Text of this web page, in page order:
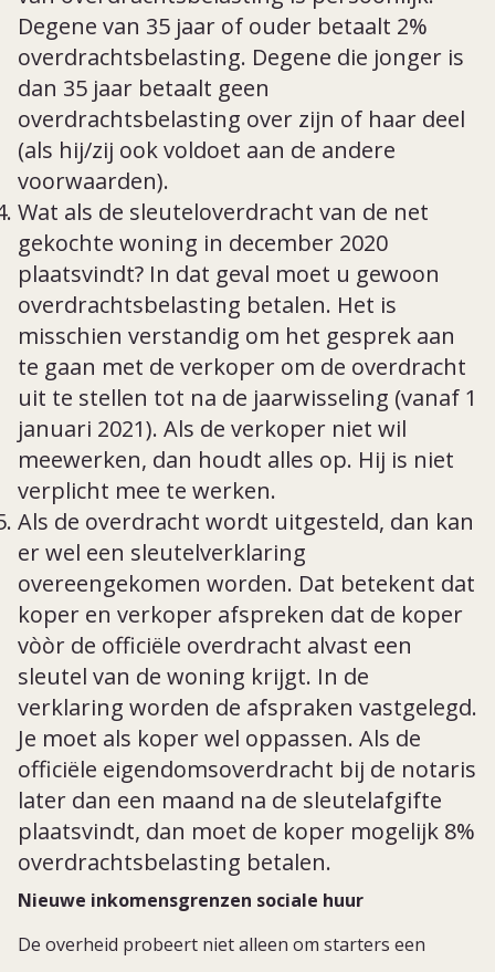
Degene van 35 jaar of ouder betaalt 2%
overdrachtsbelasting. Degene die jonger is
dan 35 jaar betaalt geen
overdrachtsbelasting over zijn of haar deel
(als hij/zij ook voldoet aan de andere
voorwaarden).
Wat als de sleuteloverdracht van de net
gekochte woning in december 2020
plaatsvindt? In dat geval moet u gewoon
overdrachtsbelasting betalen. Het is
misschien verstandig om het gesprek aan
te gaan met de verkoper om de overdracht
uit te stellen tot na de jaarwisseling (vanaf 1
januari 2021). Als de verkoper niet wil
meewerken, dan houdt alles op. Hij is niet
verplicht mee te werken.
Als de overdracht wordt uitgesteld, dan kan
er wel een sleutelverklaring
overeengekomen worden. Dat betekent dat
koper en verkoper afspreken dat de koper
vòòr de officiële overdracht alvast een
sleutel van de woning krijgt. In de
verklaring worden de afspraken vastgelegd.
Je moet als koper wel oppassen. Als de
officiële eigendomsoverdracht bij de notaris
later dan een maand na de sleutelafgifte
plaatsvindt, dan moet de koper mogelijk 8%
overdrachtsbelasting betalen.
Nieuwe inkomensgrenzen sociale huur
De overheid probeert niet alleen om starters een